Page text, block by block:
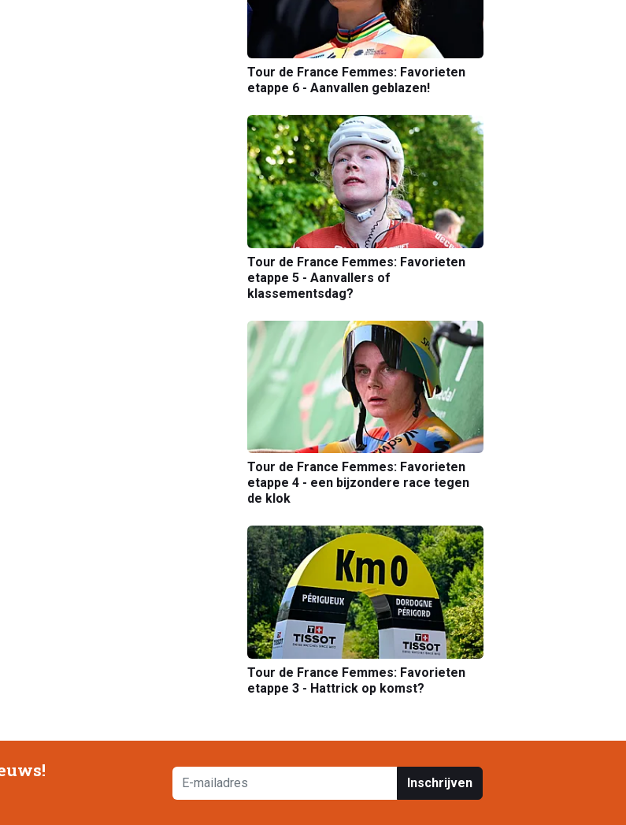
Tour de France Femmes: Favorieten
etappe 6 - Aanvallen geblazen!
Tour de France Femmes: Favorieten
etappe 5 - Aanvallers of
klassementsdag?
Tour de France Femmes: Favorieten
etappe 4 - een bijzondere race tegen
de klok
Tour de France Femmes: Favorieten
etappe 3 - Hattrick op komst?
Inschrijven